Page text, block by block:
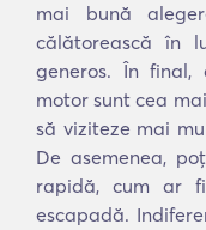
mai bună
călătorească în
generos. În
motor sunt cea
să viziteze mai
De asemenea,
rapidă, cum ar
escapadă.